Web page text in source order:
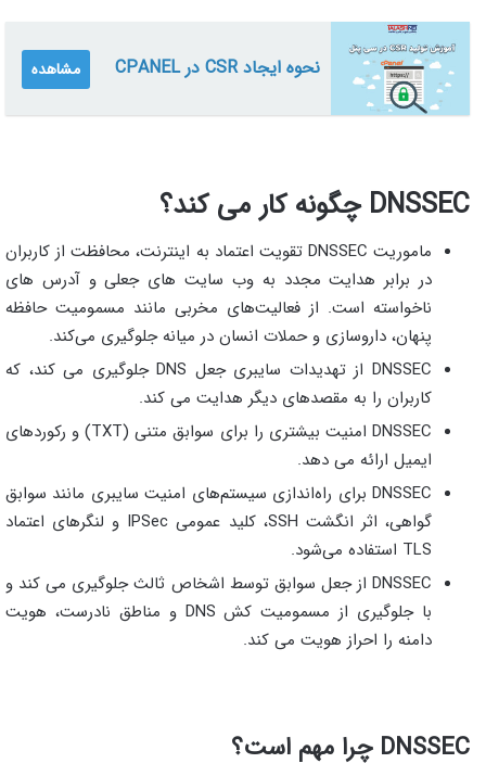
نحوه ایجاد CSR در CPANEL مشاهده
DNSSEC چگونه کار می کند؟
ماموریت DNSSEC تقویت اعتماد به اینترنت، محافظت از کاربران
در برابر هدایت مجدد به وب سایت های جعلی و آدرس های
ناخواسته است. از فعالیت‌های مخربی مانند مسمومیت حافظه
پنهان، داروسازی و حملات انسان در میانه جلوگیری می‌کند.
DNSSEC از تهدیدات سایبری جعل DNS جلوگیری می کند، که
کاربران را به مقصدهای دیگر هدایت می کند.
DNSSEC امنیت بیشتری را برای سوابق متنی (TXT) و رکوردهای
ایمیل ارائه می دهد.
DNSSEC برای راه‌اندازی سیستم‌های امنیت سایبری مانند سوابق
گواهی، اثر انگشت SSH، کلید عمومی IPSec و لنگرهای اعتماد
TLS استفاده می‌شود.
DNSSEC از جعل سوابق توسط اشخاص ثالث جلوگیری می کند و
با جلوگیری از مسمومیت کش DNS و مناطق نادرست، هویت
دامنه را احراز هویت می کند.
DNSSEC چرا مهم است؟